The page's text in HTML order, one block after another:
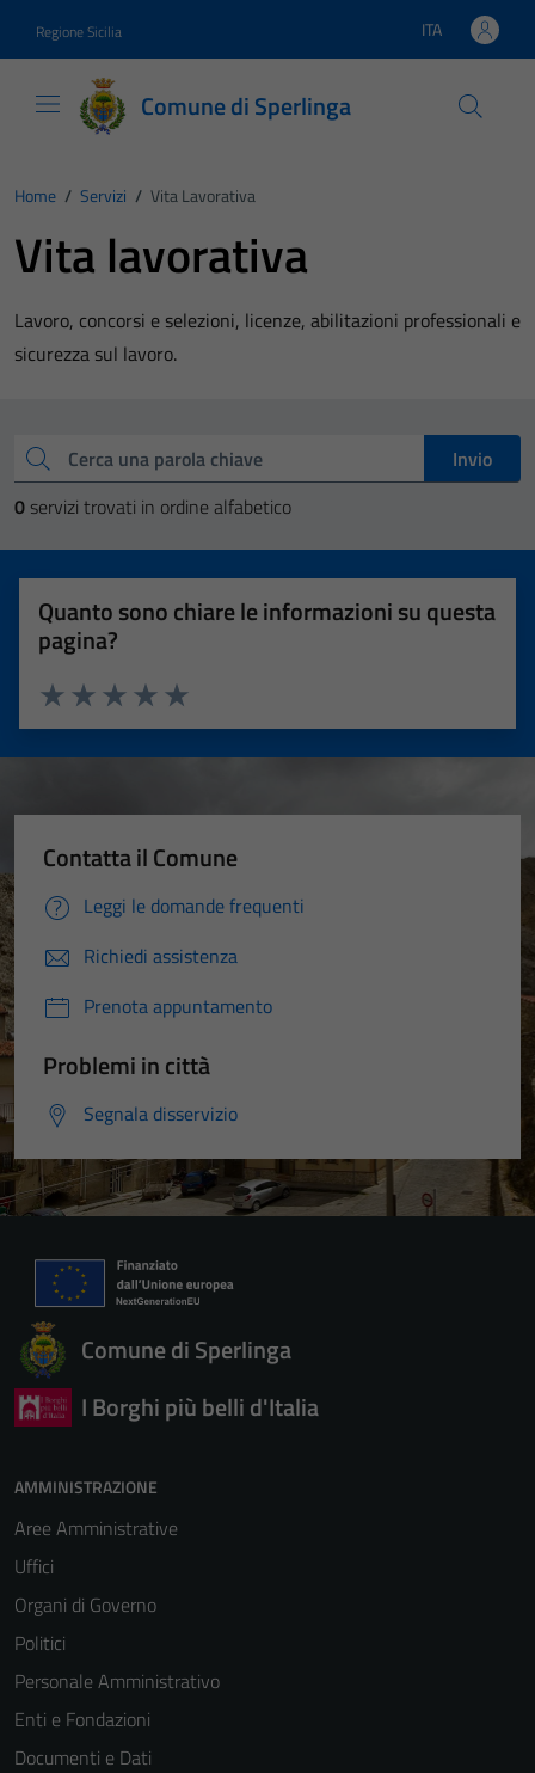
Regione Sicilia Lingua attiva:
ITA
Comune di Sperlinga
Home / Servizi / Vita Lavorativa
Vita lavorativa
Lavoro, concorsi e selezioni, licenze, abilitazioni professionali e
sicurezza sul lavoro.
Cerca una parola chiave
Invio
0 servizi trovati in ordine alfabetico
Quanto sono chiare le informazioni su questa
pagina?
Valuta 5 stelle su 5
Valuta 4 stelle su 5
Valuta 3 stelle su 5
Valuta 2 stelle su 5
Valuta 1 stelle su 5
Contatta il Comune
Leggi le domande frequenti
Richiedi assistenza
Prenota appuntamento
Problemi in città
Segnala disservizio
Comune di Sperlinga
I Borghi più belli d'Italia
AMMINISTRAZIONE
Aree Amministrative
Uffici
Organi di Governo
Politici
Personale Amministrativo
Enti e Fondazioni
Documenti e Dati